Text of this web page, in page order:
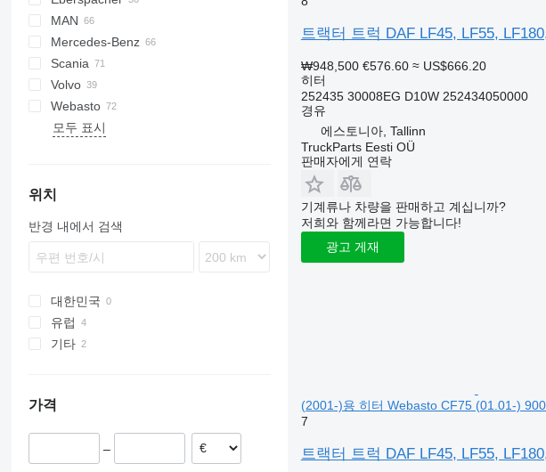
CF 65
CF 75
CF 85
CF 450
CF 460
LF
LF 45
LF 55
XF
XF 95
XF 105
XF 106
XG
XG+
EuroCargo
S-Way
Stralis
Trakker
MAN
TGA
TGL
TGM
TGS
TGX
Mercedes-Benz
Actros
Antos
Arocs
Atego
Kerax
Magnum
Major
Midlum
Scania
G-series
P-series
R-series
Volvo
B-series
F89
FMX
N-series
VNL
Webasto
모두 표시
위치
반경 내에서 검색
대한민국
유럽
기타
가격
–
트랙터 트럭 DAF LF45, LF55,
₩948,500 €576.60 ≈ US$666.20
히터
252435 30008EG D10W 252434050000
경유
에스토니아, Tallinn
TruckParts Eesti OÜ
판매자에게 연락
기계류나 차량을 판매하고 계십니까?
저희와 함께라면 가능합니다!
광고 게재
(2001-)용 히터 Webasto CF75 (01.01-)
7
트랙터 트럭 DAF LF45, LF55,